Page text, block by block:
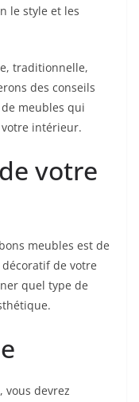
le style et les
traditionnelle,
des conseils
meubles qui
intérieur.
votre
meubles est de
de votre
quel type de
vous devrez